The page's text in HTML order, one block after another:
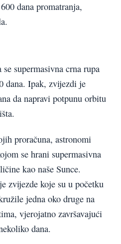
dana promatranja,
se supermasivna crna rupa
dana. Ipak, zvijezdi je
da napravi potpunu orbitu
proračuna, astronomi
se hrani supermasivna
kao naše Sunce.
zvijezde koje su u početku
jedna oko druge na
vjerojatno završavajući
dana.